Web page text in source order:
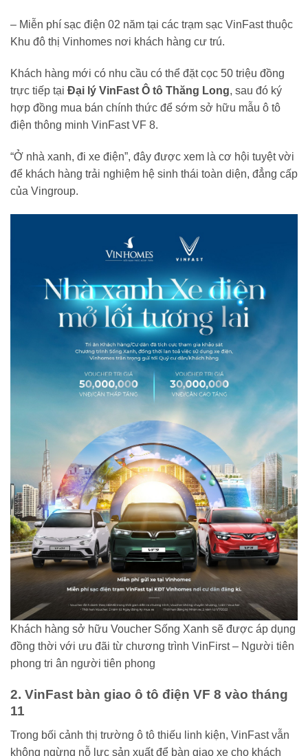
– Miễn phí sạc điện 02 năm tại các trạm sạc VinFast thuộc
Khu đô thị Vinhomes nơi khách hàng cư trú.
Khách hàng mới có nhu cầu có thể đặt cọc 50 triệu đồng
trực tiếp tại Đại lý VinFast Ô tô Thăng Long, sau đó ký
hợp đồng mua bán chính thức để sớm sở hữu mẫu ô tô
điện thông minh VinFast VF 8.
“Ở nhà xanh, đi xe điện”, đây được xem là cơ hội tuyệt vời
để khách hàng trải nghiệm hệ sinh thái toàn diện, đẳng cấp
của Vingroup.
Khách hàng sở hữu Voucher Sống Xanh sẽ được áp dụng
đồng thời với ưu đãi từ chương trình VinFirst – Người tiên
phong tri ân người tiên phong
2. VinFast bàn giao ô tô điện VF 8 vào tháng
11
Trong bối cảnh thị trường ô tô thiếu linh kiện, VinFast vẫn
không ngừng nỗ lực sản xuất để bàn giao xe cho khách